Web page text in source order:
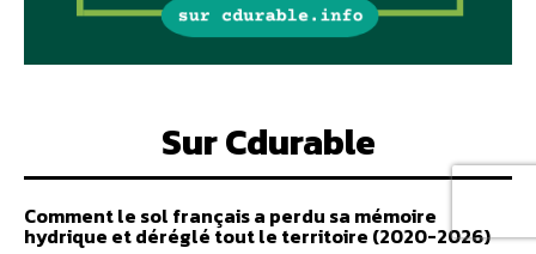
Sur Cdurable
Comment le sol français a perdu sa mémoire
hydrique et déréglé tout le territoire (2020-2026)